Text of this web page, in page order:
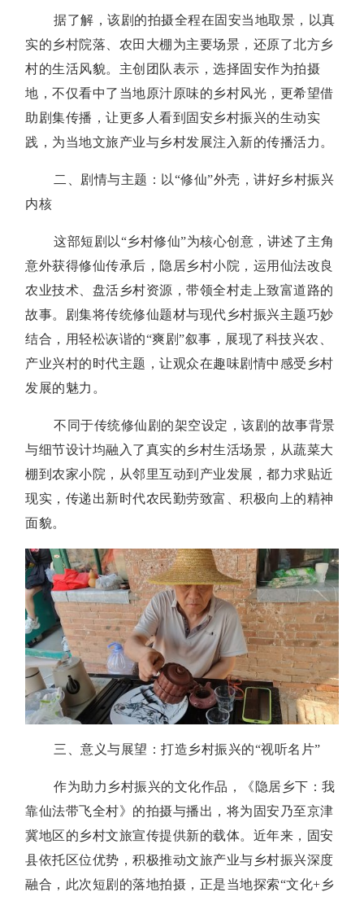
据了解，该剧的拍摄全程在固安当地取景，以真
实的乡村院落、农田大棚为主要场景，还原了北方乡
村的生活风貌。主创团队表示，选择固安作为拍摄
地，不仅看中了当地原汁原味的乡村风光，更希望借
助剧集传播，让更多人看到固安乡村振兴的生动实
践，为当地文旅产业与乡村发展注入新的传播活力。
二、剧情与主题：以“修仙”外壳，讲好乡村振兴
内核
这部短剧以“乡村修仙”为核心创意，讲述了主角
意外获得修仙传承后，隐居乡村小院，运用仙法改良
农业技术、盘活乡村资源，带领全村走上致富道路的
故事。剧集将传统修仙题材与现代乡村振兴主题巧妙
结合，用轻松诙谐的“爽剧”叙事，展现了科技兴农、
产业兴村的时代主题，让观众在趣味剧情中感受乡村
发展的魅力。
不同于传统修仙剧的架空设定，该剧的故事背景
与细节设计均融入了真实的乡村生活场景，从蔬菜大
棚到农家小院，从邻里互动到产业发展，都力求贴近
现实，传递出新时代农民勤劳致富、积极向上的精神
面貌。
三、意义与展望：打造乡村振兴的“视听名片”
作为助力乡村振兴的文化作品，《隐居乡下：我
靠仙法带飞全村》的拍摄与播出，将为固安乃至京津
冀地区的乡村文旅宣传提供新的载体。近年来，固安
县依托区位优势，积极推动文旅产业与乡村振兴深度
融合，此次短剧的落地拍摄，正是当地探索“文化+乡